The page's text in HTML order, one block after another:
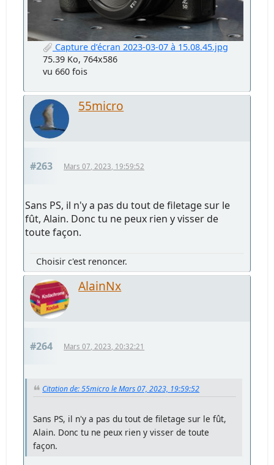
Capture d’écran 2023-03-07 à 15.08.45.jpg
75.39 Ko, 764x586
vu 660 fois
55micro
#263 Mars 07, 2023, 19:59:52
Sans PS, il n'y a pas du tout de filetage sur le
fût, Alain. Donc tu ne peux rien y visser de
toute façon.
Choisir c'est renoncer.
AlainNx
#264 Mars 07, 2023, 20:32:21
Citation de: 55micro le Mars 07, 2023, 19:59:52
Sans PS, il n'y a pas du tout de filetage sur le fût,
Alain. Donc tu ne peux rien y visser de toute
façon.